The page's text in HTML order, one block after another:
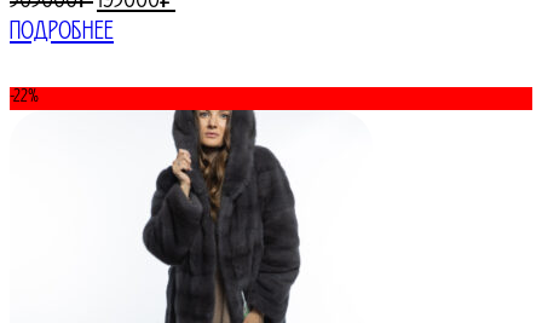
цена
305000₽.
Подробнее
-22%